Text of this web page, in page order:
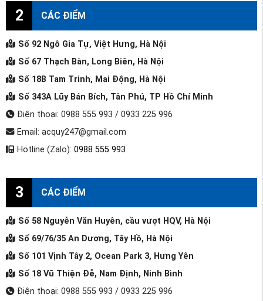
2 CÁC ĐIỂM
Số 92 Ngô Gia Tự, Việt Hưng, Hà Nội
Số 67 Thạch Bàn, Long Biên, Hà Nội
Số 18B Tam Trinh, Mai Động, Hà Nội
Số 343A Lũy Bán Bích, Tân Phú, TP Hồ Chí Minh
Điện thoại: 0988 555 993 / 0933 225 996
Email: acquy247@gmail.com
Hotline (Zalo): 0988 555 993
3 CÁC ĐIỂM
Số 58 Nguyễn Văn Huyên, cầu vượt HQV, Hà Nội
Số 69/76/35 An Dương, Tây Hồ, Hà Nội
Số 101 Vịnh Tây 2, Ocean Park 3, Hưng Yên
Số 18 Vũ Thiện Đễ, Nam Định, Ninh Bình
Điện thoại: 0988 555 993 / 0933 225 996